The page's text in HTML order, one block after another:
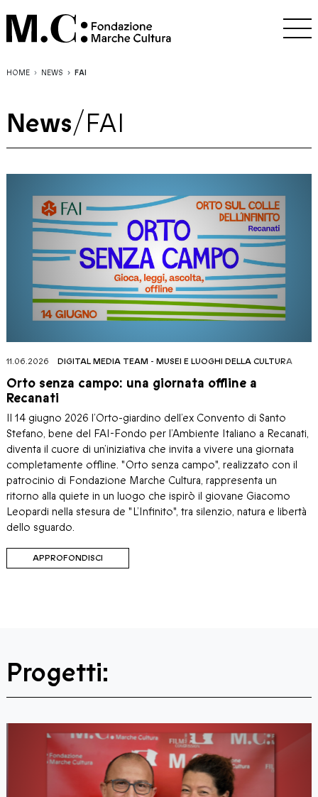
HOME NEWS FAI
News/FAI
11.06.2026 DIGITAL MEDIA TEAM - MUSEI E LUOGHI DELLA CULTURA
Orto senza campo: una giornata offline a
Recanati
Il 14 giugno 2026 l’Orto-giardino dell’ex Convento di Santo
Stefano, bene del FAI-Fondo per l’Ambiente Italiano a Recanati,
diventa il cuore di un’iniziativa che invita a vivere una giornata
completamente offline. "Orto senza campo", realizzato con il
patrocinio di Fondazione Marche Cultura, rappresenta un
ritorno alla quiete in un luogo che ispirò il giovane Giacomo
Leopardi nella stesura de "L’Infinito", tra silenzio, natura e libertà
dello sguardo.
APPROFONDISCI
Progetti: